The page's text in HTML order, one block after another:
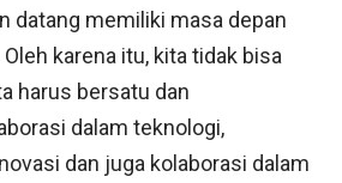
datang memiliki masa depan
karena itu, kita tidak bisa
harus bersatu dan
dalam teknologi,
dan juga kolaborasi dalam